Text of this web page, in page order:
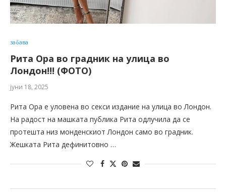
забава
Рита Ора во градник на улица во
Лондон!!! (ФОТО)
јуни 18, 2025
Рита Ора е уловена во секси издание на улица во Лондон.
На радост на машката публика Рита одлучила да се
протешта низ монденскиот Лондон само во градник.
Жешката Рита дефинитовно …